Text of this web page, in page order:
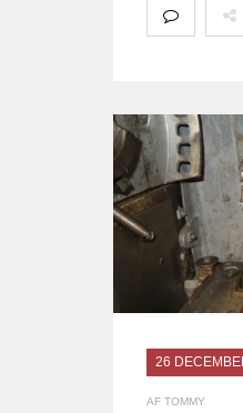
26
AF TOMMY